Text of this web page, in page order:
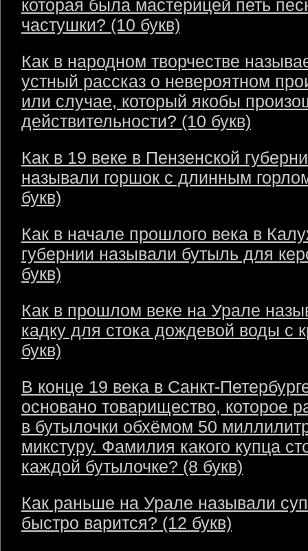
которая была мастерицей петь
частушки? (10 букв)
Как в народном творчестве
устный рассказ о невероятном
или случае, который якобы
действительности? (10 букв)
Как в 19 веке в Пензенской
называли горшок с длинным
букв)
Как в начале прошлого века в
губернии называли бутыль для
букв)
Как в прошлом веке на Урале
кадку для стока дождевой воды с
букв)
В конце 19 века в Санкт-
основано товарищество, которое
в бутылочки обхёмом 50
микстуру. Фамилия какого купца
каждой бутылочке? (8 букв)
Как раньше на Урале называли
быстро варится? (12 букв)